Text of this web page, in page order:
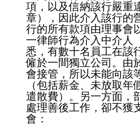
項，以及信納該行嚴重
章），因此介入該行的
行的所有款項由理事會
一律師行為介入中介人
悉，有數十名員工在該
僱於一間獨立公司。由
會接管，所以未能向該
（包括薪金、未放取
遣散費）。另一方面，
處理善後工作，卻不獲
會：